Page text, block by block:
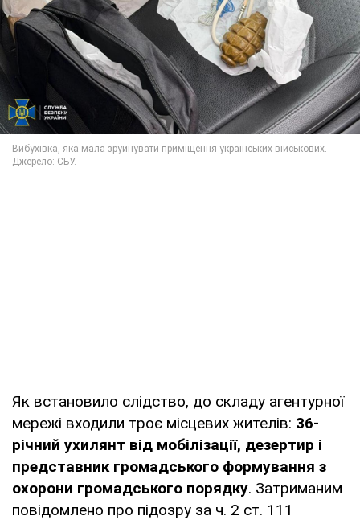
Як встановило слідство, до складу агентурної
мережі входили троє місцевих жителів: 36-
річний ухилянт від мобілізації, дезертир і
представник громадського формування з
охорони громадського порядку. Затриманим
повідомлено про підозру за ч. 2 ст. 111